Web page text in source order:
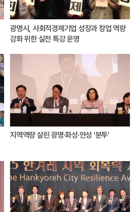
광명시, 사회적경제기업 성장과 창업 역량
강화 위한 실전 특강 운영
지역역량 살린 광명·화성·안성 ‘분투’